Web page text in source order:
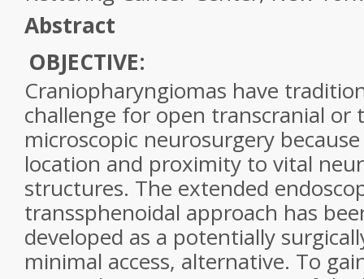
Abstract
OBJECTIVE:
Craniopharyngiomas have
challenge for open transcranial or
microscopic neurosurgery
location and proximity to vital
structures. The extended
transsphenoidal approach has
developed as a potentially
minimal access, alternative. To